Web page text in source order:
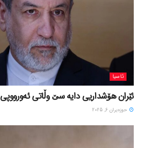
ئاسیا
ئێران هۆشداریی دایە سێ وڵاتی ئەورووپی
حوزه‌یران 6, 2025